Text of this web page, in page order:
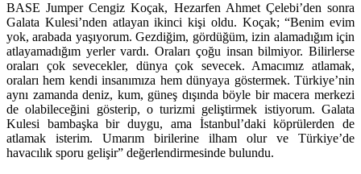
BASE Jumper Cengiz Koçak, Hezarfen Ahmet Çelebi’den sonra
Galata Kulesi’nden atlayan ikinci kişi oldu. Koçak; “Benim evim
yok, arabada yaşıyorum. Gezdiğim, gördüğüm, izin alamadığım için
atlayamadığım yerler vardı. Oraları çoğu insan bilmiyor. Bilirlerse
oraları çok sevecekler, dünya çok sevecek. Amacımız atlamak,
oraları hem kendi insanımıza hem dünyaya göstermek. Türkiye’nin
aynı zamanda deniz, kum, güneş dışında böyle bir macera merkezi
de olabileceğini gösterip, o turizmi geliştirmek istiyorum. Galata
Kulesi bambaşka bir duygu, ama İstanbul’daki köprülerden de
atlamak isterim. Umarım birilerine ilham olur ve Türkiye’de
havacılık sporu gelişir” değerlendirmesinde bulundu.